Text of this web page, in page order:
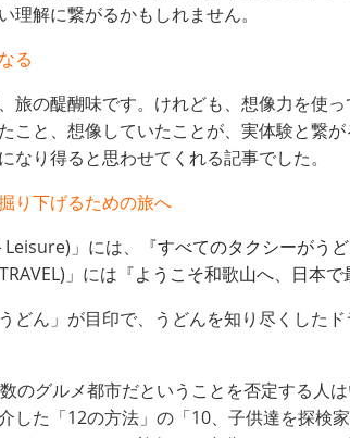
解に繋がるかもしれません。
る
旅の醍醐味です。けれども、想像力を使
こと、想像していたことが、実体験と繋
り得ると思わせてくれる記事でした。
り下げるための旅へ
」には、『すべてのタクシーがう
」には『ようこそ和歌山へ、日本
どん」が目印で、うどんを知り尽くし
のグルメ都市だということを否定する人
した「12の方法」の「10、子供達を探